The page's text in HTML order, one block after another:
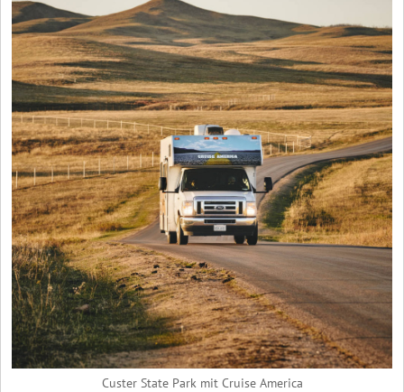
Custer State Park mit Cruise America